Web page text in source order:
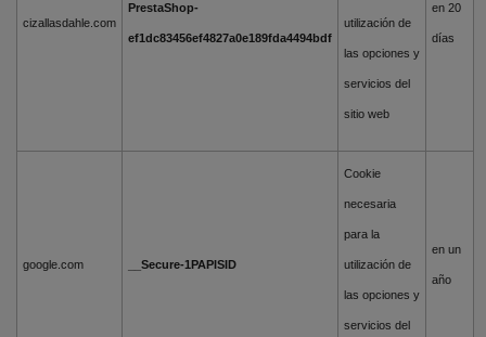
cizallasdahle.com
PrestaShop-
ef1dc83456ef4827a0e189fda4494bdf
utilización de
las opciones y
servicios del
sitio web
en 20
días
google.com __Secure-1PAPISID
Cookie
necesaria
para la
utilización de
las opciones y
servicios del
en un
año